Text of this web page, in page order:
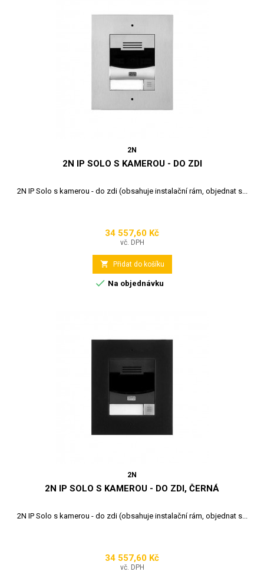
2N
2N IP SOLO S KAMEROU - DO ZDI
2N IP Solo s kamerou - do zdi (obsahuje instalační rám, objednat s...
Cena
34 557,60 Kč
vč. DPH
 Přidat do košíku
 Na objednávku
2N
2N IP SOLO S KAMEROU - DO ZDI, ČERNÁ
2N IP Solo s kamerou - do zdi (obsahuje instalační rám, objednat s...
Cena
34 557,60 Kč
vč. DPH